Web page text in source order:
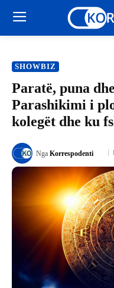
SHOWBIZ
Paratë, puna
Parashikimi i
kolegët dhe ku
Nga Korrespodenti